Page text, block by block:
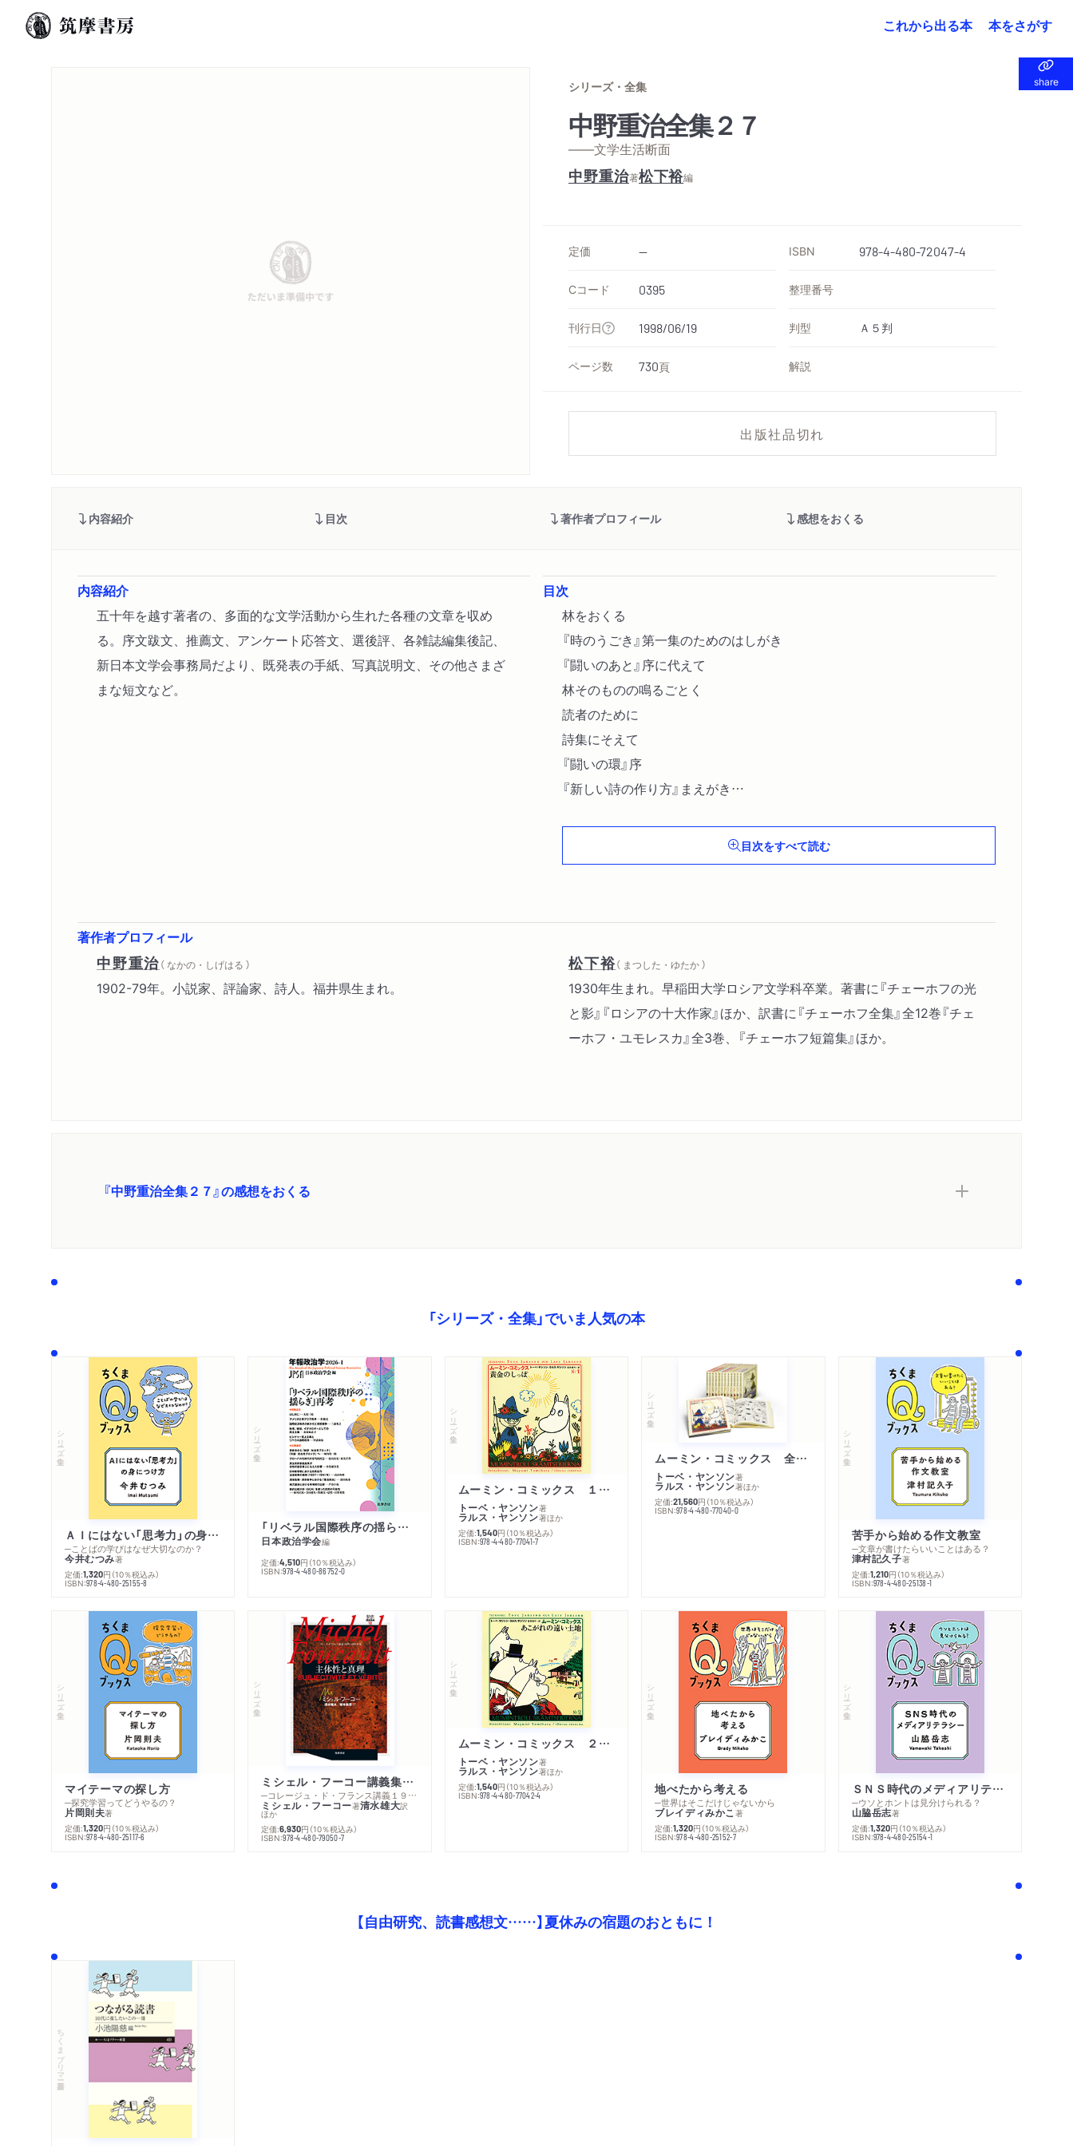
これから出る本 本をさがす
share
share
シリーズ・全集
中野重治全集２７
——文学生活断面
中野重治著松下裕編
定価 -- ISBN 978-4-480-72047-4
Cコード 0395 整理番号
刊行日 1998/06/19 判型 Ａ５判
ページ数 730頁 解説
出版社品切れ
内容紹介 目次 著作者プロフィール 感想をおくる
内容紹介
五十年を越す著者の、多面的な文学活動から生れた各種の文章を収め
る。序文跋文、推薦文、アンケート応答文、選後評、各雑誌編集後記、
新日本文学会事務局だより、既発表の手紙、写真説明文、その他さまざ
まな短文など。
目次
林をおくる
『時のうごき』第一集のためのはしがき
『闘いのあと』序に代えて
林そのものの鳴るごとく
読者のために
詩集にそえて
『闘いの環』序
『新しい詩の作り方』まえがき
目次をすべて読む
著作者プロフィール
中野重治（ なかの・しげはる ）
1902-79年。小説家、評論家、詩人。福井県生まれ。
松下裕（ まつした・ゆたか ）
1930年生まれ。早稲田大学ロシア文学科卒業。著書に『チェーホフの光
と影』『ロシアの十大作家』ほか、訳書に『チェーホフ全集』全12巻『チェ
ーホフ・ユモレスカ』全3巻、『チェーホフ短篇集』ほか。
『中野重治全集２７』の感想をおくる
「シリーズ・全集」でいま人気の本
シリーズ・全集
ＡＩにはない「思考力」の身につけ方
─ことばの学びはなぜ大切なのか？
今井むつみ著
定価:1,320円 （10％税込み）
ISBN:978-4-480-25155-8
シリーズ・全集
「リベラル国際秩序の揺らぎ」再考 年報政治学２０２６‐Ⅰ
日本政治学会編
定価:4,510円 （10％税込み）
ISBN:978-4-480-86752-0
シリーズ・全集
ムーミン・コミックス １ 黄金のしっぽ
トーベ・ヤンソン著
ラルス・ヤンソン著ほか
定価:1,540円 （10％税込み）
ISBN:978-4-480-77041-7
シリーズ・全集
ムーミン・コミックス 全１４巻セット
トーベ・ヤンソン著
ラルス・ヤンソン著ほか
定価:21,560円 （10％税込み）
ISBN:978-4-480-77040-0
シリーズ・全集
苦手から始める作文教室
─文章が書けたらいいことはある？
津村記久子著
定価:1,210円 （10％税込み）
ISBN:978-4-480-25138-1
シリーズ・全集
マイテーマの探し方
─探究学習ってどうやるの？
片岡則夫著
定価:1,320円 （10％税込み）
ISBN:978-4-480-25117-6
シリーズ・全集
ミシェル・フーコー講義集成１０ 主体性と真理
─コレージュ・ド・フランス講義１９８０－１９８１年度
ミシェル・フーコー著清水雄大訳
ほか
定価:6,930円 （10％税込み）
ISBN:978-4-480-79050-7
シリーズ・全集
ムーミン・コミックス ２ あこがれの遠い土地
トーベ・ヤンソン著
ラルス・ヤンソン著ほか
定価:1,540円 （10％税込み）
ISBN:978-4-480-77042-4
シリーズ・全集
地べたから考える
─世界はそこだけじゃないから
ブレイディみかこ著
定価:1,320円 （10％税込み）
ISBN:978-4-480-25152-7
シリーズ・全集
ＳＮＳ時代のメディアリテラシー
─ウソとホントは見分けられる？
山脇岳志著
定価:1,320円 （10％税込み）
ISBN:978-4-480-25154-1
【自由研究、読書感想文……】夏休みの宿題のおともに！
ちくまプリマー新書